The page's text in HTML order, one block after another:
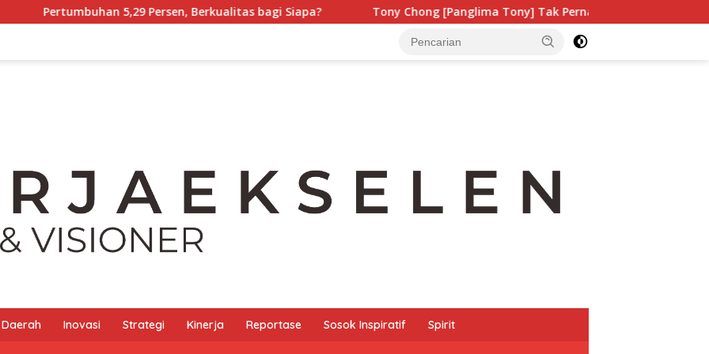
Berkualitas bagi Siapa? Tony Chong [Panglima Tony] Tak Pernah Lelah Menjaga Eksistensi Budaya Leluhur
Daerah Inovasi Strategi Kinerja Reportase Sosok Inspiratif Spirit